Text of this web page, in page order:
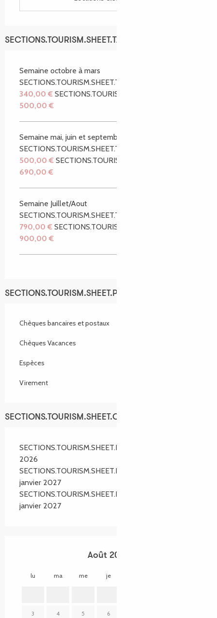
SECTIONS.TOURISM.SHEET.TARIFFS.TARIFFS
Semaine octobre à mars
SECTIONS.TOURISM.SHEET.TARIFFS.FROM
340,00 € SECTIONS.TOURISM.SHEET.TARIFFS.TO
500,00 €
Semaine mai, juin et septembre
SECTIONS.TOURISM.SHEET.TARIFFS.FROM
500,00 € SECTIONS.TOURISM.SHEET.TARIFFS.TO
690,00 €
Semaine Juillet/Aout
SECTIONS.TOURISM.SHEET.TARIFFS.FROM
790,00 € SECTIONS.TOURISM.SHEET.TARIFFS.TO
900,00 €
SECTIONS.TOURISM.SHEET.PAYMENTS_METHODS
Chèques bancaires et postaux
Chèques Vacances
Espèces
Virement
SECTIONS.TOURISM.SHEET.OPENINGS
SECTIONS.TOURISM.SHEET.PERIODS.ALL_YEAR
2026
SECTIONS.TOURISM.SHEET.PERIODS.FROM 1
janvier 2027
SECTIONS.TOURISM.SHEET.PERIODS.UNTIL 3
janvier 2027
Août 2026
lu ma me je
3 4 5 6